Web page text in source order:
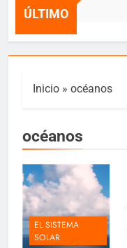
ÚLTIMO
atrás
Inicio » océanos
océanos
EL SISTEMA
SOLAR